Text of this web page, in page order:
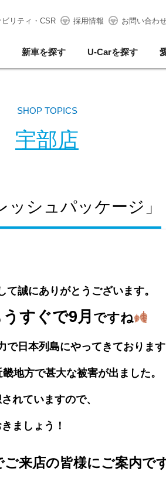
リティ・CSR 採用情報 お問い合わ
新車を探す U-Carを探す
SHOP TOPICS
宇部店
シュパッケージ」
誠にありがとうございます。
すぐで9月 ですね
日本列島にやってきております
地方で甚大な被害が出ました。
れていますので、
ましょう！
ご来店の皆様にご案内です